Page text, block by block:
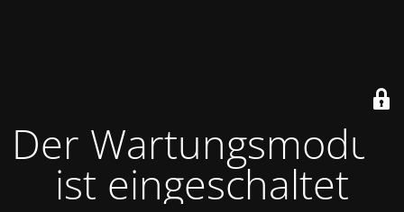
Der Wartungsmodus
ist eingeschaltet